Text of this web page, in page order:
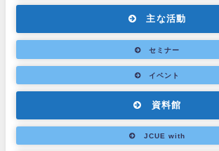
主な活動
セミナー
イベント
資料館
JCUE with